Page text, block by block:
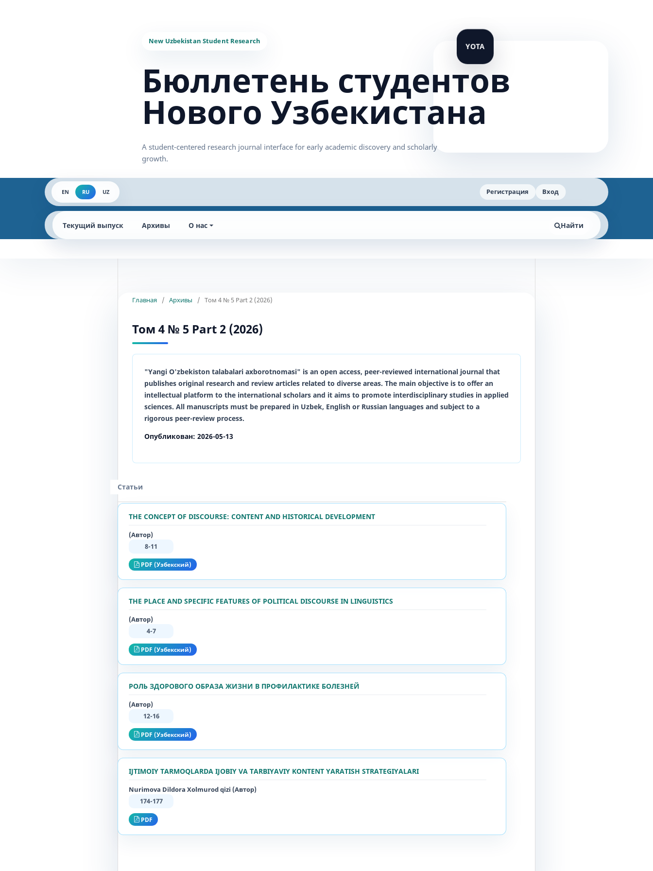
Бюллетень студентов
Нового Узбекистана
EN RU UZ Регистрация Вход
Текущий выпуск Архивы О нас Найти
Главная / Архивы / Том 4 № 5 Part 2 (2026)
Том 4 № 5 Part 2 (2026)
"Yangi O'zbekiston talabalari axborotnomasi" is an open access, peer-reviewed international journal that
publishes original research and review articles related to diverse areas. The main objective is to offer an
intellectual platform to the international scholars and it aims to promote interdisciplinary studies in applied
sciences. All manuscripts must be prepared in Uzbek, English or Russian languages and subject to a
rigorous peer-review process.
Опубликован: 2026-05-13
Статьи
THE CONCEPT OF DISCOURSE: CONTENT AND HISTORICAL DEVELOPMENT
(Автор)
8-11
PDF (Узбекский)
THE PLACE AND SPECIFIC FEATURES OF POLITICAL DISCOURSE IN LINGUISTICS
(Автор)
4-7
PDF (Узбекский)
РОЛЬ ЗДОРОВОГО ОБРАЗА ЖИЗНИ В ПРОФИЛАКТИКЕ БОЛЕЗНЕЙ
(Автор)
12-16
PDF (Узбекский)
IJTIMOIY TARMOQLARDA IJOBIY VA TARBIYAVIY KONTENT YARATISH STRATEGIYALARI
Nurimova Dildora Xolmurod qizi (Автор)
174-177
PDF